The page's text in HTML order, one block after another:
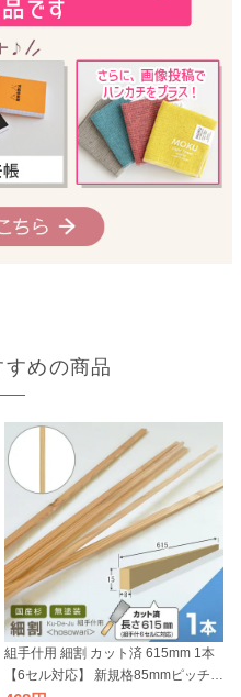
めの商品
組手什用 細割 カット済 615mm 1本
【6セル対応】 新規格85mmピッチ対